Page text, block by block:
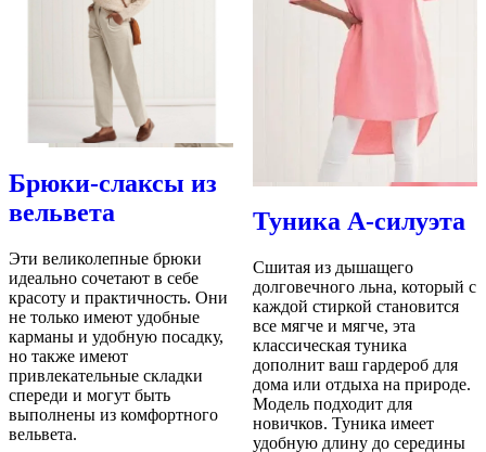
Брюки-слаксы из
вельвета
Эти великолепные брюки
идеально сочетают в себе
красоту и практичность. Они
не только имеют удобные
карманы и удобную посадку,
но также имеют
привлекательные складки
спереди и могут быть
выполнены из комфортного
вельвета.
Туника А-силуэта
Сшитая из дышащего
долговечного льна, который с
каждой стиркой становится
все мягче и мягче, эта
классическая туника
дополнит ваш гардероб для
дома или отдыха на природе.
Модель подходит для
новичков. Туника имеет
удобную длину до середины